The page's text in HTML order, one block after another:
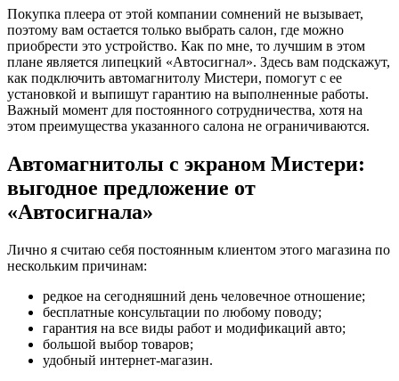
Покупка плеера от этой компании сомнений не вызывает,
поэтому вам остается только выбрать салон, где можно
приобрести это устройство. Как по мне, то лучшим в этом
плане является липецкий «Автосигнал». Здесь вам подскажут,
как подключить автомагнитолу Мистери, помогут с ее
установкой и выпишут гарантию на выполненные работы.
Важный момент для постоянного сотрудничества, хотя на
этом преимущества указанного салона не ограничиваются.
Автомагнитолы с экраном Мистери:
выгодное предложение от
«Автосигнала»
Лично я считаю себя постоянным клиентом этого магазина по
нескольким причинам:
редкое на сегодняшний день человечное отношение;
бесплатные консультации по любому поводу;
гарантия на все виды работ и модификаций авто;
большой выбор товаров;
удобный интернет-магазин.